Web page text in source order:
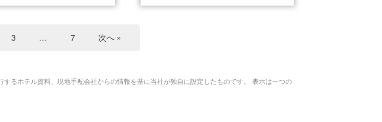
3 … 7 次へ »
るホテル資料、現地手配会社からの情報を基に当社が独自に設定したものです。 表示は一つの